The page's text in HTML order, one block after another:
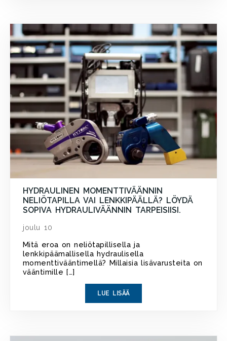
HYDRAULINEN MOMENTTIVÄÄNNIN
NELIÖTAPILLA VAI LENKKIPÄÄLLÄ? LÖYDÄ
SOPIVA HYDRAULIVÄÄNNIN TARPEISIISI.
joulu 10
Mitä eroa on neliötapillisella ja
lenkkipäämallisella hydraulisella
momenttivääntimellä? Millaisia lisävarusteita on
vääntimille […]
LUE LISÄÄ